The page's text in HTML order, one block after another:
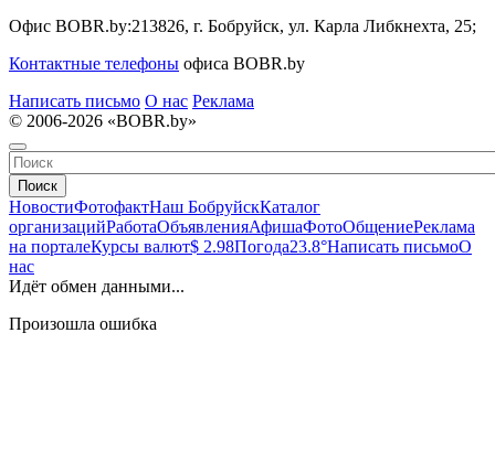
Офис BOBR.by:213826, г. Бобруйск, ул. Карла Либкнехта, 25;
Контактные телефоны офиса BOBR.by
Написать письмо О нас Реклама
© 2006-2026 «BOBR.by»
Поиск
НовостиФотофактНаш БобруйскКаталог
организацийРаботаОбъявленияАфишаФотоОбщениеРеклама
на порталеКурсы валют$ 2.98Погода23.8°Написать письмоО
нас
Идёт обмен данными...
Произошла ошибка